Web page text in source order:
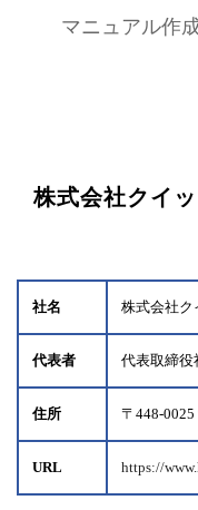
マニュアル作
株式会社クイ
社名 株式会社ク
代表者 代表取締
住所 〒448-
URL https://